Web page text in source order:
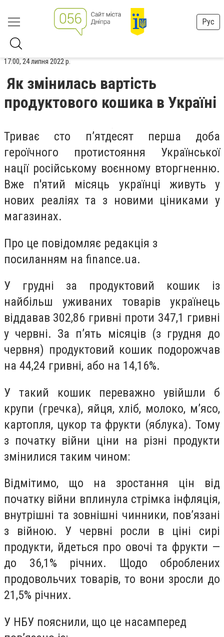
Рус
17:00, 24 липня 2022 р.
Як змінилась вартість
продуктового кошика в Україні
Триває сто п’ятдесят перша доба
героїчного протистояння Української
нації російському воєнному вторгненню.
Вже п'ятий місяць українці живуть у
нових реаліях та з новими ціниками у
магазинах.
Про це повідомляє редакція з
посиланням на finance.ua.
У грудні за продуктовий кошик із
найбільш уживаних товарів українець
віддавав 302,86 гривні проти 347,1 гривні
у червні. За п’ять місяців (з грудня до
червня) продуктовий кошик подорожчав
на 44,24 гривні, або на 14,16%.
У такий кошик переважно увійшли б
крупи (гречка), яйця, хліб, молоко, м’ясо,
картопля, цукор та фрукти (яблука). Тому
з початку війни ціни на різні продукти
змінилися таким чином:
Відмітимо, що на зростання цін від
початку війни вплинула стрімка інфляція,
внутрішні та зовнішні чинники, пов’язані
з війною. У червні росли в ціні сирі
продукти, йдеться про овочі та фрукти —
до 36,1% річних. Щодо оброблених
продовольчих товарів, то вони зросли до
21,5% річних.
У НБУ пояснили, що це насамперед